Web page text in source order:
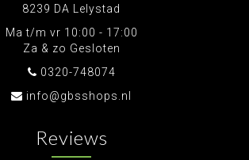
8239 DA Lelystad
Ma t/m vr 10:00 - 17:00
Za & zo Gesloten
0320-748074
info@gbsshops.nl
Reviews